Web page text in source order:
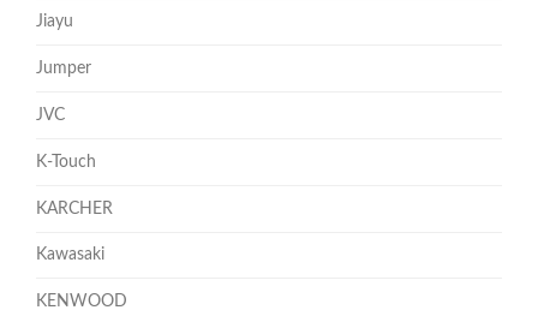
Jiayu
Jumper
JVC
K-Touch
KARCHER
Kawasaki
KENWOOD